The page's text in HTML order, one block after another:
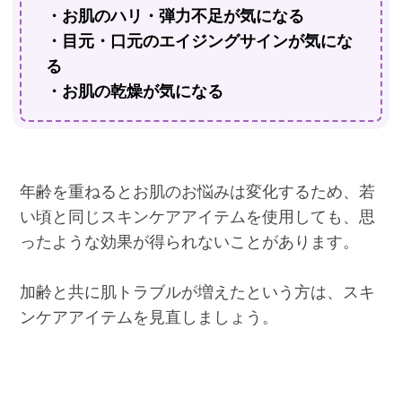
・お肌のハリ・弾力不足が気になる
・目元・口元のエイジングサインが気にな
る
・お肌の乾燥が気になる
年齢を重ねるとお肌のお悩みは変化するため、若
い頃と同じスキンケアアイテムを使用しても、思
ったような効果が得られないことがあります。
加齢と共に肌トラブルが増えたという方は、スキ
ンケアアイテムを見直しましょう。